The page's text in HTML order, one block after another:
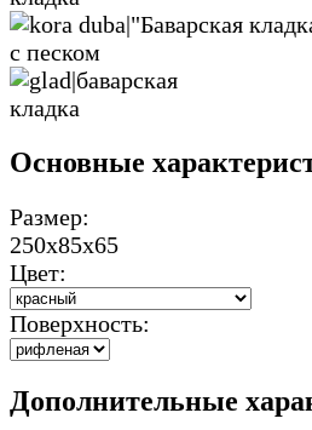
Основные
Размер:
250х85х65
Цвет:
Поверхность:
Дополнительные